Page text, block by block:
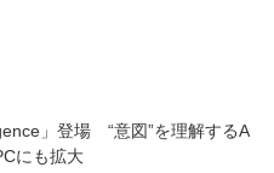
」登場　“意図”を理解するA
にも拡大